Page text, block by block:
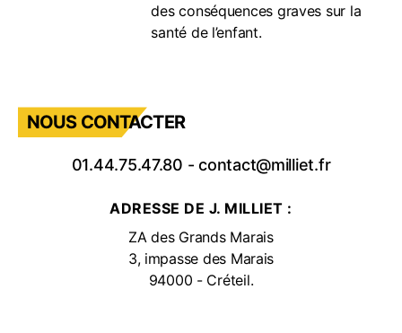
des conséquences graves sur la
santé de l’enfant.
NOUS CONTACTER
01.44.75.47.80 -contact@milliet.fr
ADRESSE DE J. MILLIET :
ZA des Grands Marais
3, impasse des Marais
94000 - Créteil.